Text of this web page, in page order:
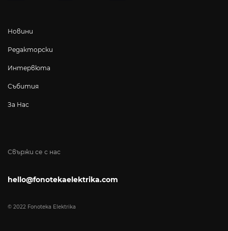
Свържи се с нас
hello@fonotekaelektrika.com
© 2022 Fonoteka Elektrika
Новини
Редакторски
Интервюта
Събития
За Нас